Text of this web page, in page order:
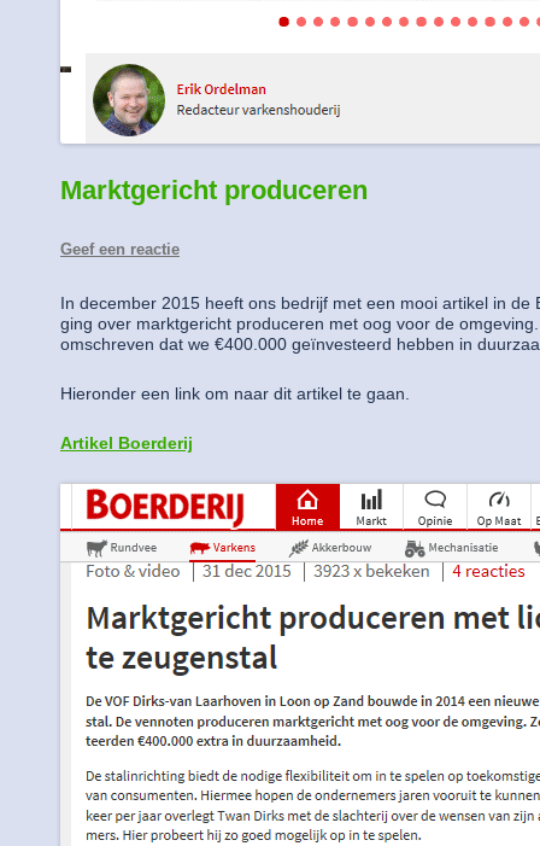
Marktgericht produceren
Geef een reactie
In december 2015 heeft ons bedrijf met een mooi artikel in de
ging over marktgericht produceren met oog voor de
omschreven dat we €400.000 geïnvesteerd hebben in
Hieronder een link om naar dit artikel te gaan.
Artikel Boerderij